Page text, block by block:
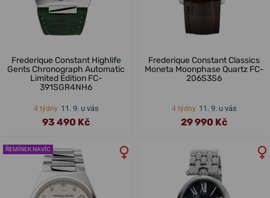
Frederique Constant Highlife
Gents Chronograph Automatic
Limited Edition FC-
391SGR4NH6
4 týdny 11. 9. u vás
93 490 Kč
Frederique Constant Classics
Moneta Moonphase Quartz FC-
206S3S6
4 týdny 11. 9. u vás
29 990 Kč
ŘEMÍNEK NAVÍC